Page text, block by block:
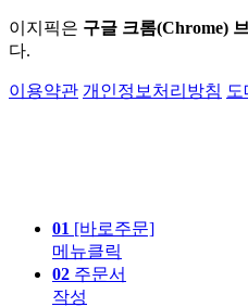
이지픽은 구글 크롬(Chrome)
다.
이용약관 개인정보처리방침
01 [바로주문]
메뉴클릭
02 주문서
작성